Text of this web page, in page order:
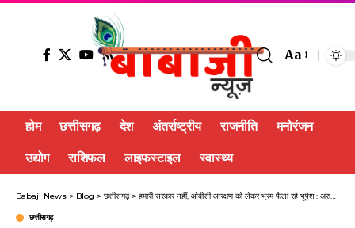
Aa
होम छत्तीसगढ़ देश अंतर्राष्ट्रीय राजनीति मनोरंजन
उद्योग राशिफल लाइफस्टाइल स्वास्थ्य
Babaji News > Blog > छत्तीसगढ़> हमारी सरकार नहीं, ओबीसी आरक्षण को लेकर भ्रम फैला रहे भूपेश : अरुण साव
छत्तीसगढ़